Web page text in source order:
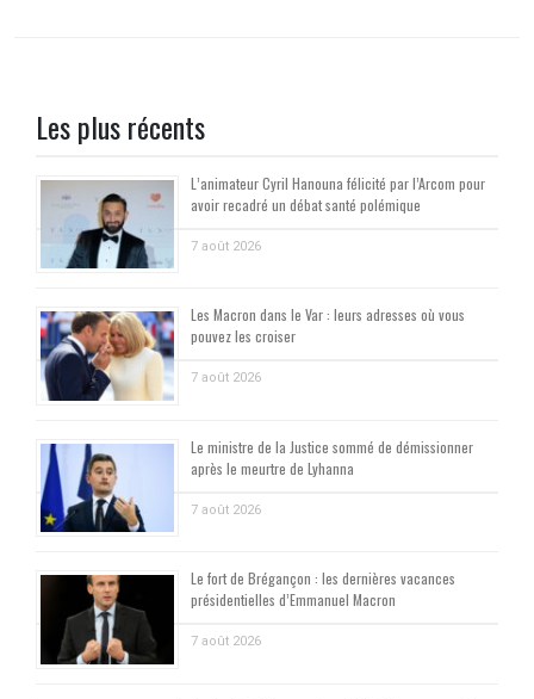
Les plus récents
L’animateur Cyril Hanouna félicité par l’Arcom pour
avoir recadré un débat santé polémique
7 août 2026
Les Macron dans le Var : leurs adresses où vous
pouvez les croiser
7 août 2026
Le ministre de la Justice sommé de démissionner
après le meurtre de Lyhanna
7 août 2026
Le fort de Brégançon : les dernières vacances
présidentielles d’Emmanuel Macron
7 août 2026